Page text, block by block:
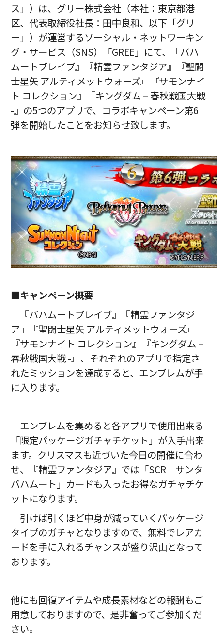
ス」）は、グリー株式会社（本社：東京都港
区、代表取締役社長：田中良和、以下「グリ
ー」）が運営するソーシャル・ネットワーキン
グ・サービス（SNS）「GREE」にて、『バハ
ムートブレイブ』『精霊ファンタジア』『聖闘
士星矢 アルティメットウォーズ』『サモンナイ
ト コレクション』『キングダム – 春秋戦国大戦
-』の5つのアプリで、コラボキャンペーン第6
弾を開始したことをお知らせ致します。
■キャンペーン概要
『バハムートブレイブ』『精霊ファンタジ
ア』『聖闘士星矢 アルティメットウォーズ』
『サモンナイト コレクション』『キングダム –
春秋戦国大戦 -』、それぞれのアプリで指定さ
れたミッションを達成すると、エンブレムが手
に入ります。
エンブレムを集めると各アプリで使用出来る
「限定パッケージガチャチケット」が入手出来
ます。クリスマスも近づいた今日の開催に合わ
せ、『精霊ファンタジア』では「SCR サンタ
バハムート」カードも入ったお得なガチャチケ
ットになります。
引けば引くほど中身が減っていくパッケージ
タイプのガチャとなりますので、無料でレアカ
ードを手に入れるチャンスが盛り沢山となって
おります。
他にも回復アイテムや成長素材などの報酬もご
用意しておりますので、是非奮ってご参加くだ
さい。